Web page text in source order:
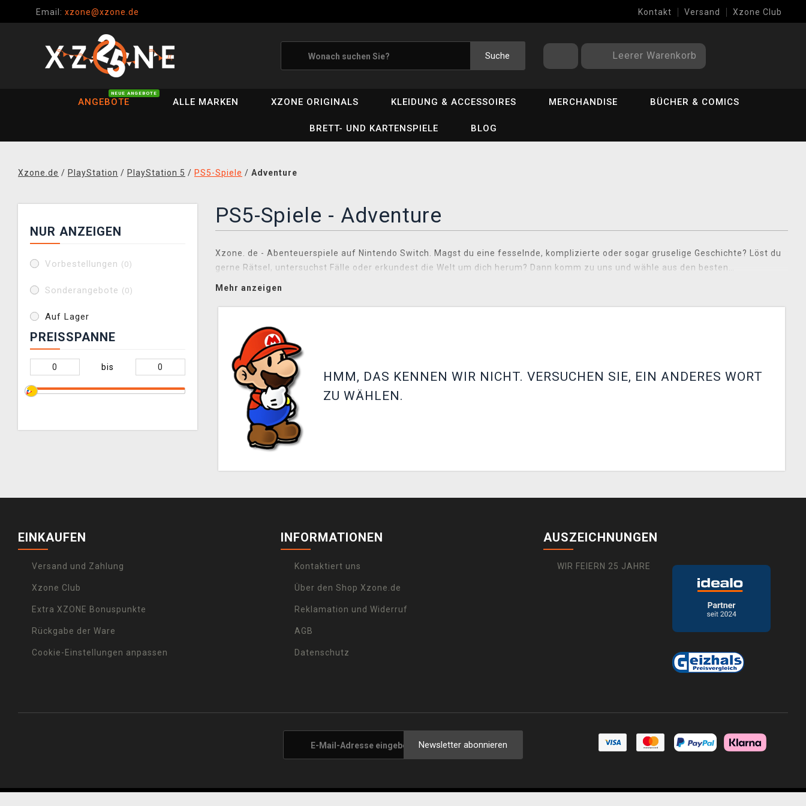
Email: xzone@xzone.de Kontakt Versand Xzone Club
Suche Leerer Warenkorb
ANGEBOTE
NEUE ANGEBOTE
ALLE MARKEN XZONE ORIGINALS KLEIDUNG & ACCESSOIRES MERCHANDISE BÜCHER & COMICS
BRETT- UND KARTENSPIELE BLOG
Xzone.de / PlayStation / PlayStation 5 / PS5-Spiele / Adventure
NUR ANZEIGEN
Vorbestellungen (0)
Sonderangebote (0)
Auf Lager
PREISSPANNE
bis
PS5-Spiele - Adventure
Xzone. de - Abenteuerspiele auf Nintendo Switch. Magst du eine fesselnde, komplizierte oder sogar gruselige Geschichte? Löst du
gerne Rätsel, untersuchst Fälle oder erkundest die Welt um dich herum? Dann komm zu uns und wähle aus den besten
Mehr anzeigen
HMM, DAS KENNEN WIR NICHT. VERSUCHEN SIE, EIN ANDERES WORT
ZU WÄHLEN.
EINKAUFEN
Versand und Zahlung
Xzone Club
Extra XZONE Bonuspunkte
Rückgabe der Ware
Cookie-Einstellungen anpassen
INFORMATIONEN
Kontaktiert uns
Über den Shop Xzone.de
Reklamation und Widerruf
AGB
Datenschutz
AUSZEICHNUNGEN
WIR FEIERN 25 JAHRE
Newsletter abonnieren